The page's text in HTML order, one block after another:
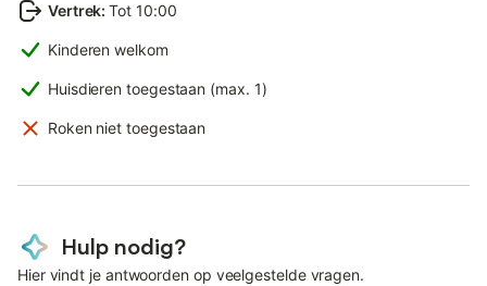
Vertrek: Tot 10:00
Kinderen welkom
Huisdieren toegestaan (max. 1)
Roken niet toegestaan
Hulp nodig?
Hier vindt je antwoorden op veelgestelde vragen.